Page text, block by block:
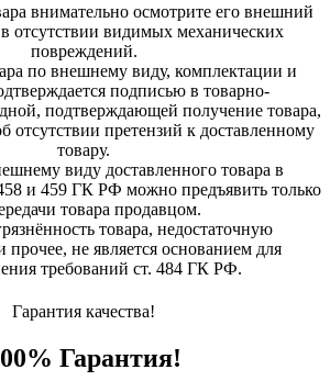
внимательно осмотрите его внешний
отсутствии видимых механических
повреждений.
по внешнему виду, комплектации и
подписью в товарно-
подтверждающей получение товара,
отсутствии претензий к доставленному
товару.
виду доставленного товара в
и 459 ГК РФ можно предъявить только
товара продавцом.
товара, недостаточную
прочее, не является основанием для
требований ст. 484 ГК РФ.
Гарантия качества!
Гарантия!